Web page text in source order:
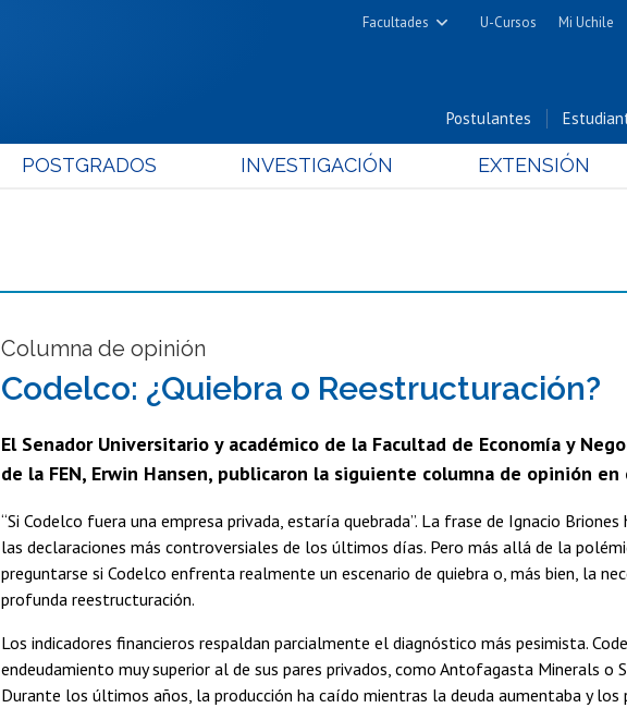
Facultades
Cs. Físicas y Matemáticas
Cs. Químicas y Farmacéuticas
Nutrición y Tecnología de
U-Cursos Mi Uchile
Postulantes
POSTGRADOS INVESTIGACIÓN EXTENSIÓN
Columna de opinión
Codelco: ¿Quiebra o Reestructuración?
El Senador Universitario y académico de la Facultad de Economía y
de la FEN, Erwin Hansen, publicaron la siguiente columna de opinión
“Si Codelco fuera una empresa privada, estaría quebrada”. La frase de Ignacio Briones
las declaraciones más controversiales de los últimos días. Pero más allá de la
preguntarse si Codelco enfrenta realmente un escenario de quiebra o, más bien, la
profunda reestructuración.
Los indicadores financieros respaldan parcialmente el diagnóstico más pesimista.
endeudamiento muy superior al de sus pares privados, como Antofagasta Minerals o
Durante los últimos años, la producción ha caído mientras la deuda aumentaba y los